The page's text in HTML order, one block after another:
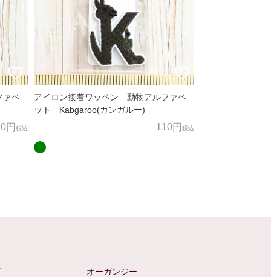
ァベ
円 税込
アイロン接着ワッペン 動物アルファベ
ット Kabgaroo(カンガルー)
110円 税込
オーガンジー